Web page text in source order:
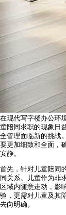
在现代写字楼办公环
童陪同求职的现象日
全管理面临新的挑战
要更加细致和全面，
安静。
首先，针对儿童陪同
同关系。儿童作为非
区域内随意走动，影
验，更需对儿童及其
去向明确。